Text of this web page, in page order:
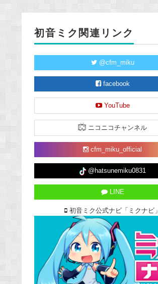
初音ミク関連リンク
@cfm_miku
facebook
YouTube
ニコニコチャンネル
cfm_miku_official
@hatsunemiku0831
LINE
初音ミク公式ナビ「ミクナビ」